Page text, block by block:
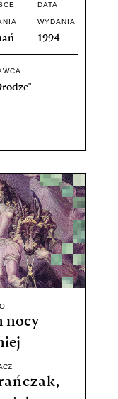
DATA
WYDANIA
1994
nocy